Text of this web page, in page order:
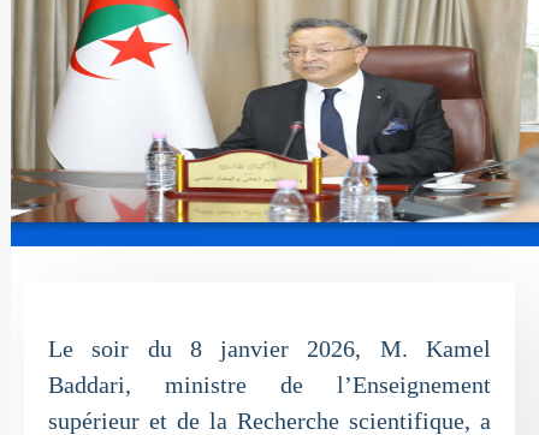
Le soir du 8 janvier 2026, M. Kamel
Baddari, ministre de l’Enseignement
supérieur et de la Recherche scientifique, a